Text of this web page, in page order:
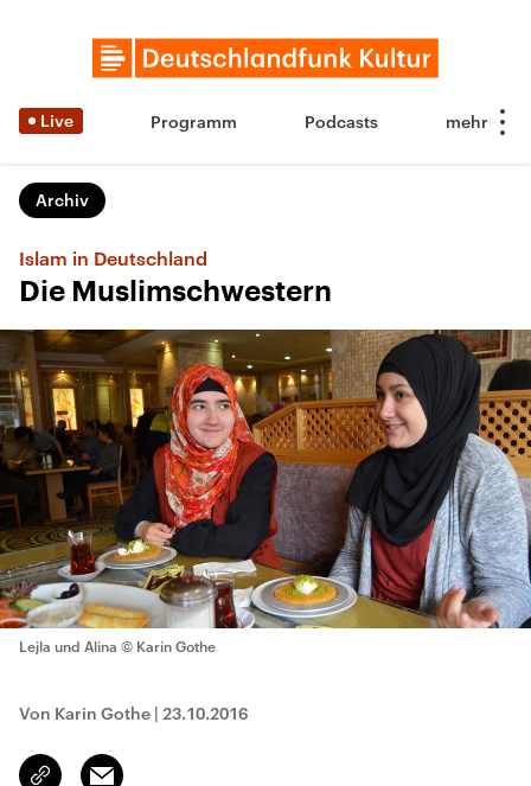
Live Programm Podcasts
Archiv
Islam in Deutschland
Die Muslimschwestern
Lejla und Alina © Karin Gothe
Von Karin Gothe | 23.10.2016
Link
Email